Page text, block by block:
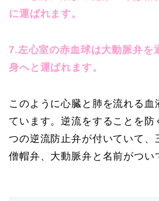
に運ばれます。
7.左心室の赤血球は大動脈弁を
身へと運ばれます。
このように心臓と肺を流れる血
ています。逆流をすることを防
つの逆流防止弁が付いていて、
僧帽弁、大動脈弁と名前がつい